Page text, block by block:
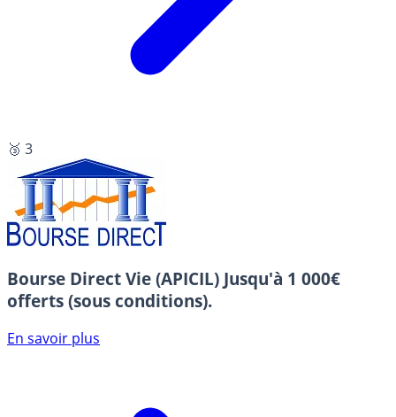
🥉 3
Bourse Direct Vie (APICIL) Jusqu'à 1 000€
offerts (sous conditions).
En savoir plus